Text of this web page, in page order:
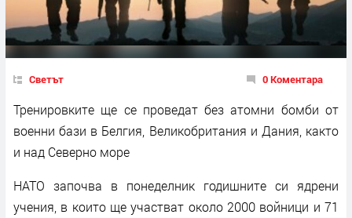
Светът 0 Коментара
Тренировките ще се проведат без атомни бомби от
военни бази в Белгия, Великобритания и Дания, както
и над Северно море
НАТО започва в понеделник годишните си ядрени
учения, в които ще участват около 2000 войници и 71